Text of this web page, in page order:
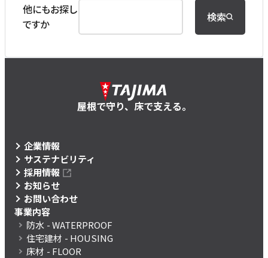
他にもお探し
ですか
検索
屋根で守り、床で支える。
企業情報
サステナビリティ
採用情報
お知らせ
お問い合わせ
事業内容
防水 - WATERPROOF
住宅建材 - HOUSING
床材 - FLOOR